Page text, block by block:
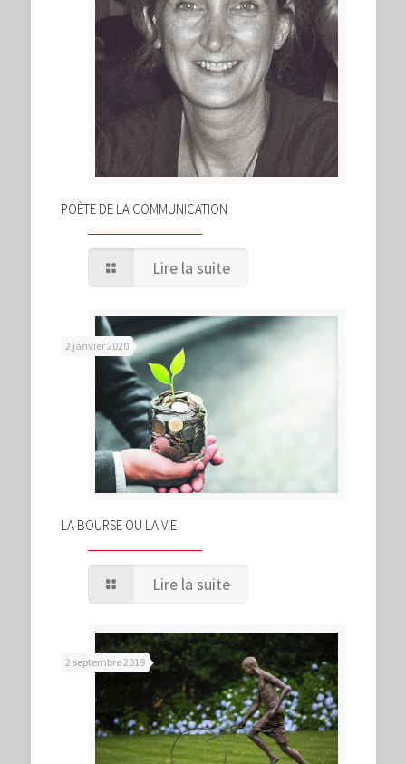
POÈTE DE LA COMMUNICATION
Lire la suite
2 janvier 2020
LA BOURSE OU LA VIE
Lire la suite
2 septembre 2019